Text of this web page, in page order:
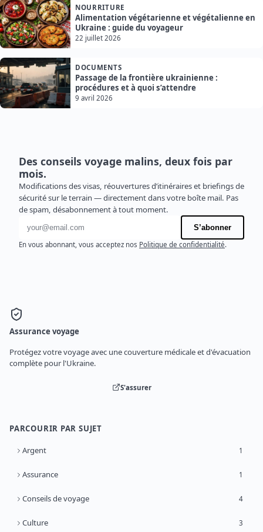
NOURRITURE
Alimentation végétarienne et végétalienne en
Ukraine : guide du voyageur
22 juillet 2026
DOCUMENTS
Passage de la frontière ukrainienne :
procédures et à quoi s’attendre
9 avril 2026
Des conseils voyage malins, deux fois par
mois.
Modifications des visas, réouvertures d’itinéraires et briefings de
sécurité sur le terrain — directement dans votre boîte mail. Pas
de spam, désabonnement à tout moment.
Adresse e-mail
S’abonner
En vous abonnant, vous acceptez nos Politique de confidentialité.
Assurance voyage
Protégez votre voyage avec une couverture médicale et d'évacuation
complète pour l'Ukraine.
S'assurer
PARCOURIR PAR SUJET
Argent 1
Assurance 1
Conseils de voyage 4
Culture 3